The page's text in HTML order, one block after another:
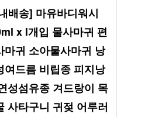
배송] 마유바디워시
x l개입 물사마귀 편
마귀 소아물사마귀 낭
여드름 비립종 피지낭
성섬유종 겨드랑이 목
사타구니 귀젖 어루러